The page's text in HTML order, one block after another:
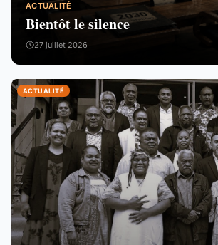
ACTUALITÉ
Bientôt le silence
27 juillet 2026
ACTUALITÉ